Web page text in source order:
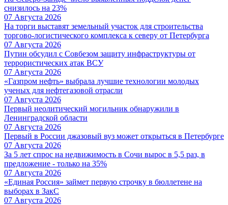
снизилось на 23%
07 Августа 2026
На торги выставят земельный участок для строительства
торгово-логистического комплекса к северу от Петербурга
07 Августа 2026
Путин обсудил с Совбезом защиту инфраструктуры от
террористических атак ВСУ
07 Августа 2026
«Газпром нефть» выбрала лучшие технологии молодых
ученых для нефтегазовой отрасли
07 Августа 2026
Первый неолитический могильник обнаружили в
Ленинградской области
07 Августа 2026
Первый в России джазовый вуз может открыться в Петербурге
07 Августа 2026
За 5 лет спрос на недвижимость в Сочи вырос в 5,5 раз, в
предложение - только на 35%
07 Августа 2026
«Единая Россия» займет первую строчку в бюллетене на
выборах в ЗакС
07 Августа 2026